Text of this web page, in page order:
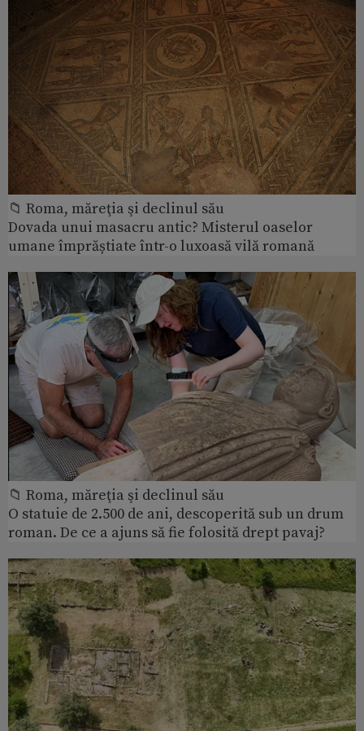
📁 Roma, măreţia şi declinul său
Dovada unui masacru antic? Misterul oaselor
umane împrăștiate într-o luxoasă vilă romană
📁 Roma, măreţia şi declinul său
O statuie de 2.500 de ani, descoperită sub un drum
roman. De ce a ajuns să fie folosită drept pavaj?